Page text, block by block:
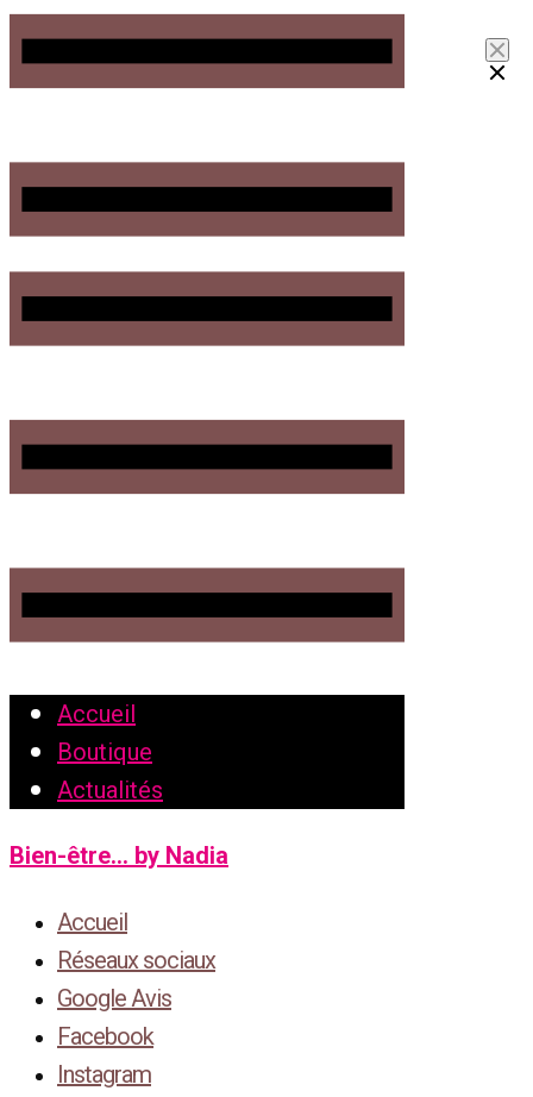
Accueil
Boutique
Actualités
Bien-être... by Nadia
Accueil
Réseaux sociaux
Google Avis
Facebook
Instagram